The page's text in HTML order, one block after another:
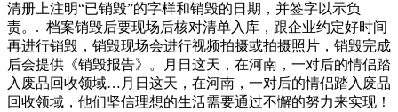
清册上注明“已销毁”的字样和销毁的日期，并签字以示负
责。. 档案销毁后要现场后核对清单入库，跟企业约定好时间
再进行销毁，销毁现场会进行视频拍摄或拍摄照片，销毁完成
后会提供《销毁报告》。月日这天，在河南，一对后的情侣踏
入废品回收领域…月日这天，在河南，一对后的情侣踏入废品
回收领域，他们坚信理想的生活需要通过不懈的努力来实现！